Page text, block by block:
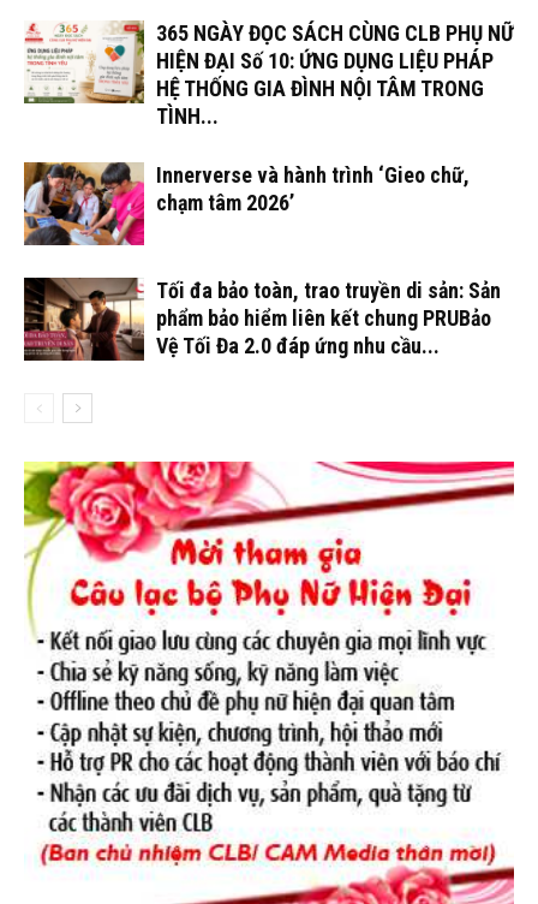
365 NGÀY ĐỌC SÁCH CÙNG CLB PHỤ NỮ
HIỆN ĐẠI Số 10: ỨNG DỤNG LIỆU PHÁP
HỆ THỐNG GIA ĐÌNH NỘI TÂM TRONG
TÌNH...
Innerverse và hành trình ‘Gieo chữ,
chạm tâm 2026’
Tối đa bảo toàn, trao truyền di sản: Sản
phẩm bảo hiểm liên kết chung PRUBảo
Vệ Tối Đa 2.0 đáp ứng nhu cầu...